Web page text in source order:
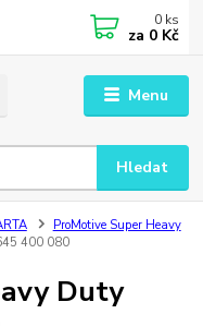
Menu
Hledat
0 ks
za 0 Kč
ProMotive Super Heavy
400 080
Duty